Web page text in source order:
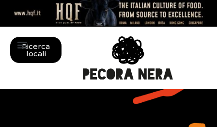
Ricerca
locali